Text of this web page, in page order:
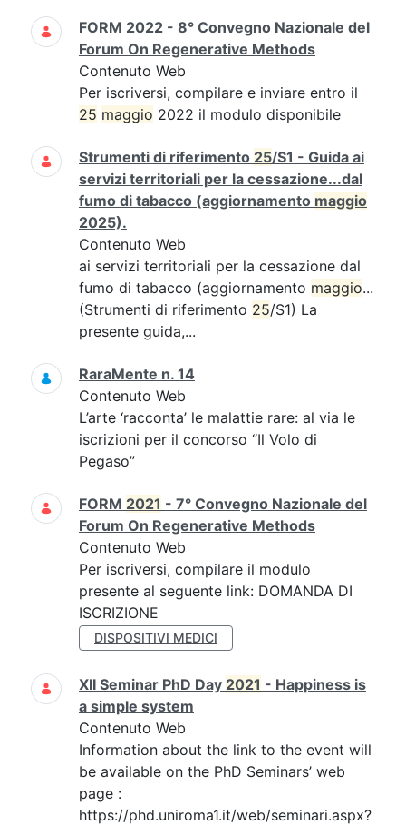
FORM 2022 - 8° Convegno Nazionale del
Forum On Regenerative Methods
Contenuto Web
Per iscriversi, compilare e inviare entro il
25 maggio 2022 il modulo disponibile
Strumenti di riferimento 25/S1 - Guida ai
servizi territoriali per la cessazione...dal
fumo di tabacco (aggiornamento maggio
2025).
Contenuto Web
ai servizi territoriali per la cessazione dal
fumo di tabacco (aggiornamento maggio...
(Strumenti di riferimento 25/S1) La
presente guida,...
RaraMente n. 14
Contenuto Web
L’arte ‘racconta’ le malattie rare: al via le
iscrizioni per il concorso “Il Volo di
Pegaso”
FORM 2021 - 7° Convegno Nazionale del
Forum On Regenerative Methods
Contenuto Web
Per iscriversi, compilare il modulo
presente al seguente link: DOMANDA DI
ISCRIZIONE
DISPOSITIVI MEDICI
XII Seminar PhD Day 2021 - Happiness is
a simple system
Contenuto Web
Information about the link to the event will
be available on the PhD Seminars’ web
page :
https://phd.uniroma1.it/web/seminari.aspx?